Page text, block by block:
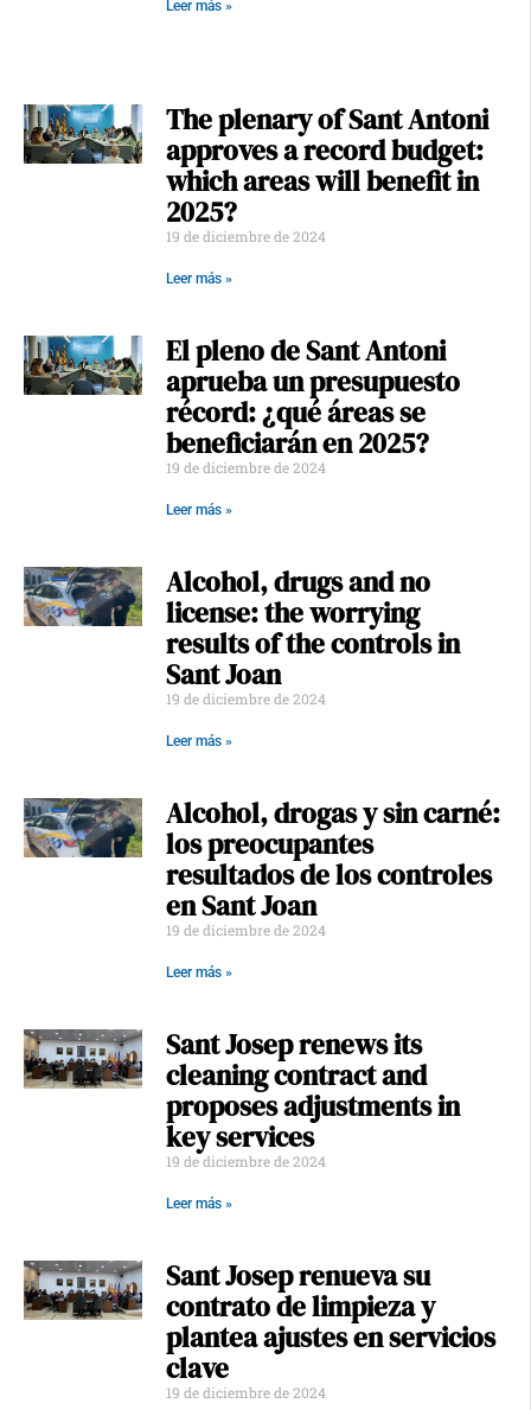
Leer más »
The plenary of Sant Antoni
approves a record budget:
which areas will benefit in
2025?
19 de diciembre de 2024
Leer más »
El pleno de Sant Antoni
aprueba un presupuesto
récord: ¿qué áreas se
beneficiarán en 2025?
19 de diciembre de 2024
Leer más »
Alcohol, drugs and no
license: the worrying
results of the controls in
Sant Joan
19 de diciembre de 2024
Leer más »
Alcohol, drogas y sin carné:
los preocupantes
resultados de los controles
en Sant Joan
19 de diciembre de 2024
Leer más »
Sant Josep renews its
cleaning contract and
proposes adjustments in
key services
19 de diciembre de 2024
Leer más »
Sant Josep renueva su
contrato de limpieza y
plantea ajustes en servicios
clave
19 de diciembre de 2024